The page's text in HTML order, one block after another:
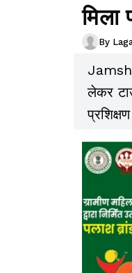
मिला
By
लेकर
आवश्यक